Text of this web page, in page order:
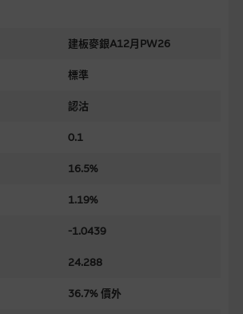
建板麥銀A12月PW26
標準
認沽
0.1
16.5%
1.19%
-1.0439
24.288
36.7% 價外